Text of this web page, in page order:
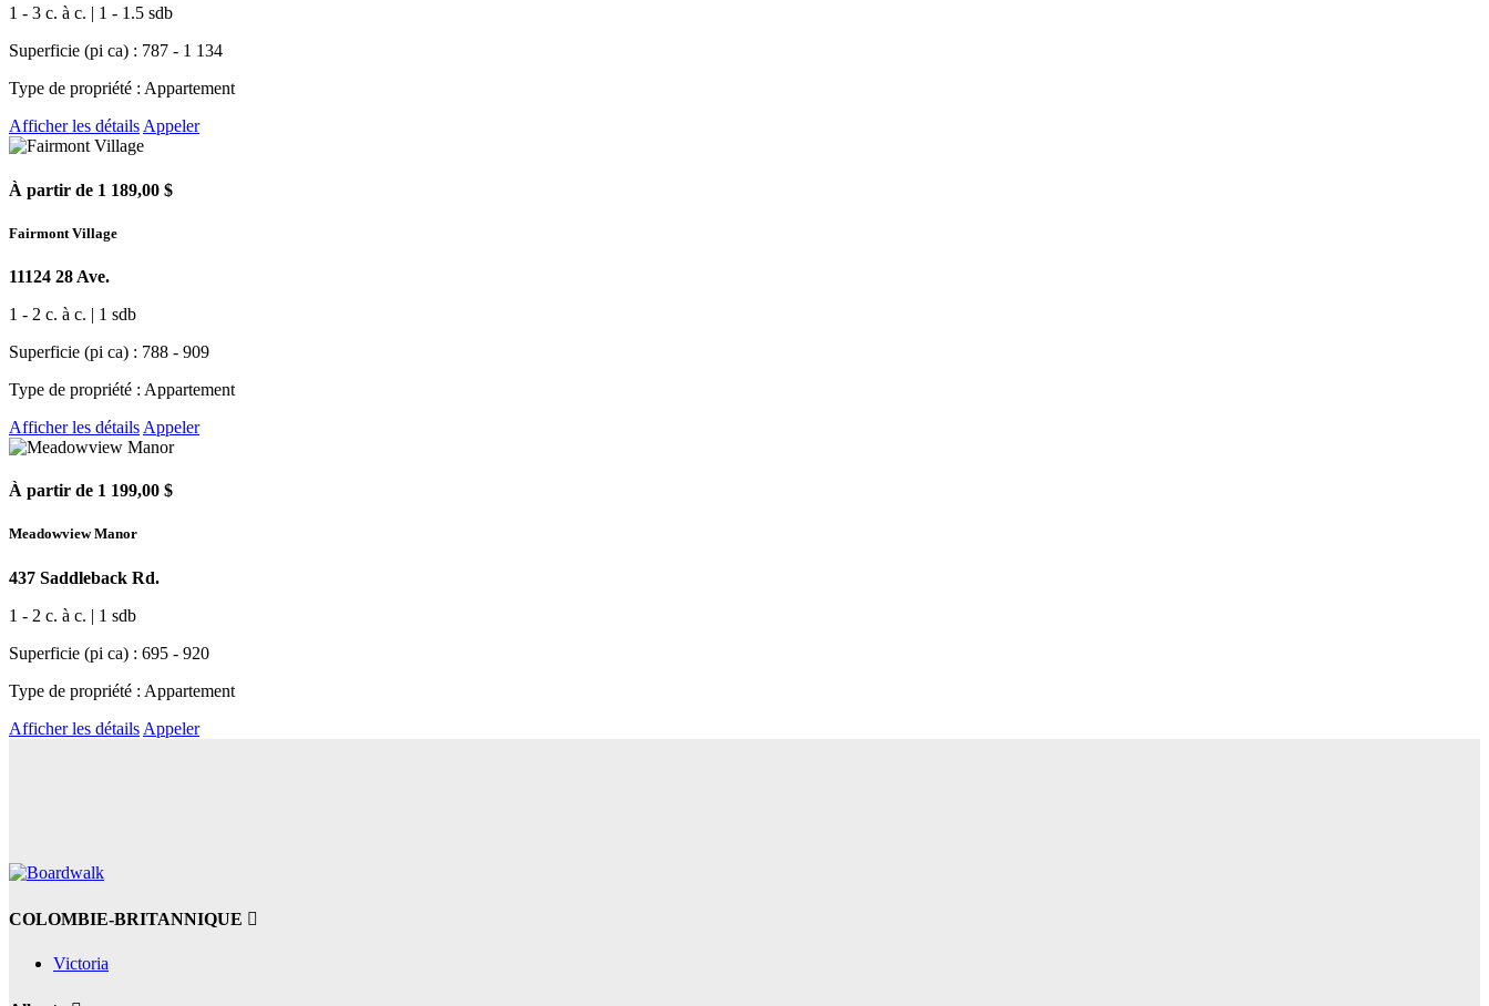
1 - 3 c. à c. | 1 - 1.5 sdb
Superficie (pi ca) : 787 - 1 134
Type de propriété : Appartement
Afficher les détails Appeler
À partir de 1 189,00 $
Fairmont Village
11124 28 Ave.
1 - 2 c. à c. | 1 sdb
Superficie (pi ca) : 788 - 909
Type de propriété : Appartement
Afficher les détails Appeler
À partir de 1 199,00 $
Meadowview Manor
437 Saddleback Rd.
1 - 2 c. à c. | 1 sdb
Superficie (pi ca) : 695 - 920
Type de propriété : Appartement
Afficher les détails Appeler
COLOMBIE-BRITANNIQUE
Victoria